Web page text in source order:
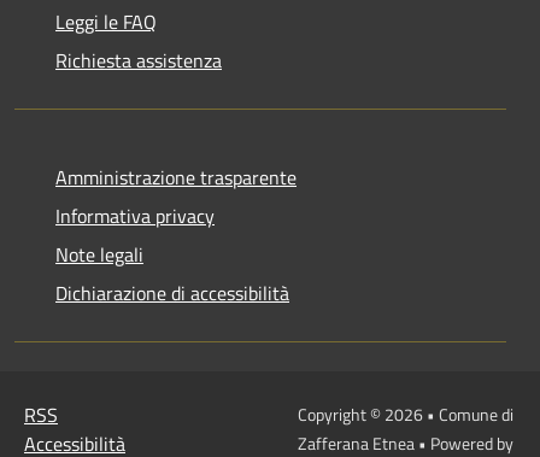
Leggi le FAQ
Richiesta assistenza
Amministrazione trasparente
Informativa privacy
Note legali
Dichiarazione di accessibilità
RSS
Accessibilità
Copyright © 2026 • Comune di
Zafferana Etnea • Powered by